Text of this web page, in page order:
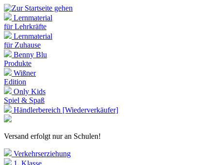
Lernmaterial
für Lehrkräfte
Lernmaterial
für Zuhause
Benny Blu
Produkte
Wißner
Edition
Only Kids
Spiel & Spaß
Händlerbereich [Wiederverkäufer]
Versand erfolgt nur an Schulen!
Verkehrserziehung
1. Klasse